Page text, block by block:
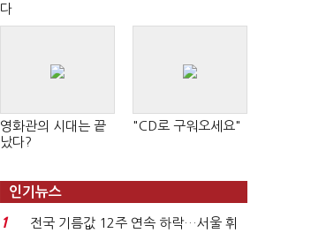
다
영화관의 시대는 끝
났다?
"CD로 구워오세요"
인기뉴스
1
전국 기름값 12주 연속 하락…서울 휘